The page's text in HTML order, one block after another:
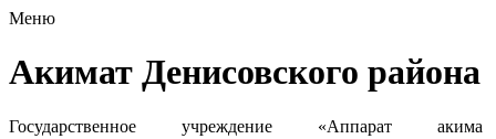
Меню
Акимат Денисовского района
Государственное учреждение «Аппарат акима